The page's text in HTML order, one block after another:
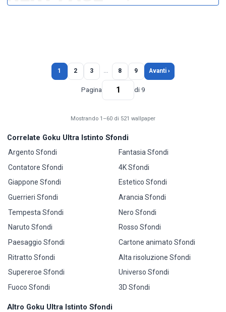
1 2 3 … 8 9 Avanti ›
Pagina di 9
Mostrando 1–60 di 521 wallpaper
Correlate Goku Ultra Istinto Sfondi
Argento Sfondi
Contatore Sfondi
Giappone Sfondi
Guerrieri Sfondi
Tempesta Sfondi
Naruto Sfondi
Paesaggio Sfondi
Ritratto Sfondi
Supereroe Sfondi
Fuoco Sfondi
Fantasia Sfondi
4K Sfondi
Estetico Sfondi
Arancia Sfondi
Nero Sfondi
Rosso Sfondi
Cartone animato Sfondi
Alta risoluzione Sfondi
Universo Sfondi
3D Sfondi
Altro Goku Ultra Istinto Sfondi